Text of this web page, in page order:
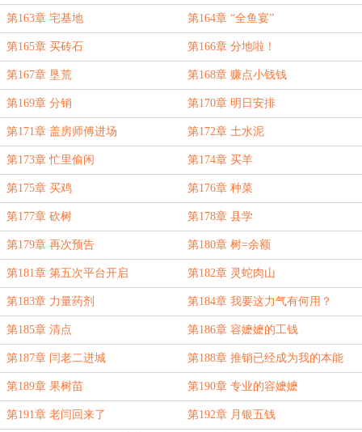
第163章 宅基地 第164章 “全鱼宴”
第165章 买砖石 第166章 分地啦！
第167章 垦荒 第168章 赚点小钱钱
第169章 分销 第170章 明日安排
第171章 盖房师傅进场 第172章 土水泥
第173章 忙里偷闲 第174章 买羊
第175章 买鸡 第176章 种菜
第177章 砍树 第178章 县学
第179章 再次预告 第180章 树=余额
第181章 第五次平台开启 第182章 灵蛇肉山
第183章 力量药剂 第184章 我要这力气有何用？
第185章 清点 第186章 容嬷嬷的工钱
第187章 闫老二进城 第188章 推销已经成为我的本能
第189章 果树苗 第190章 专业的容嬷嬷
第191章 老闫回来了 第192章 月银五钱